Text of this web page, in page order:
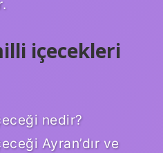
içecekleri
nedir?
Ayran’dır ve